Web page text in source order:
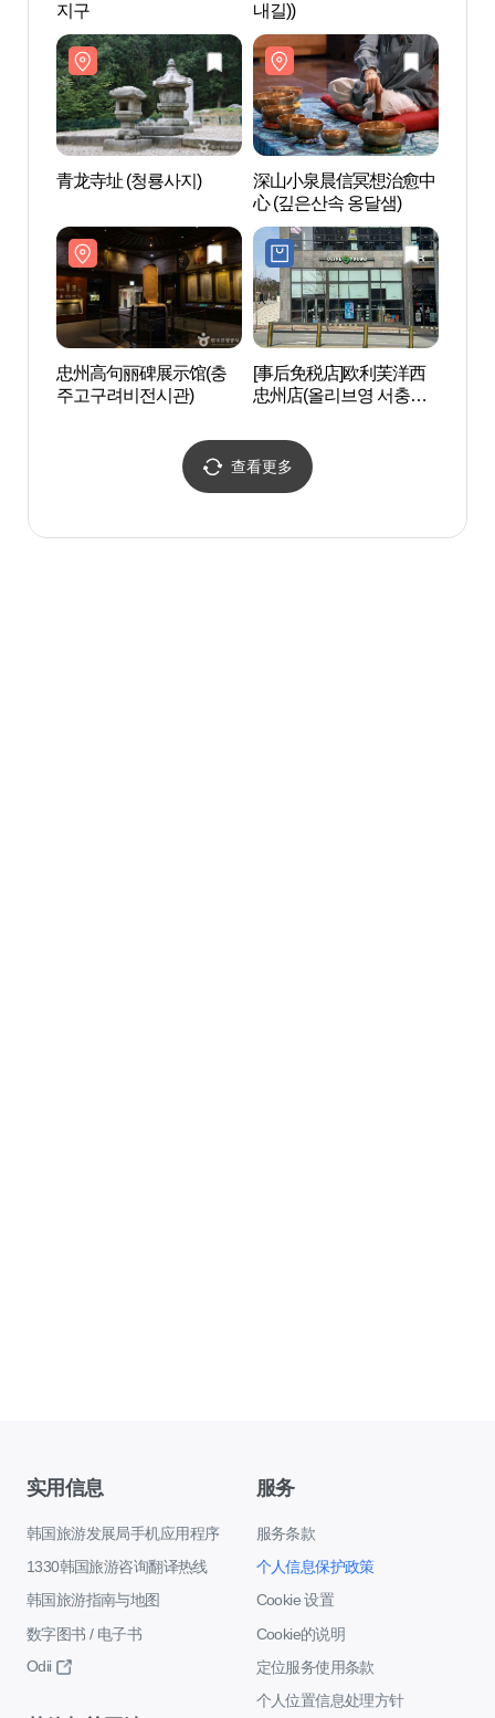
지구
내길))
青龙寺址 (청룡사지)
深山小泉晨信冥想治愈中
心 (깊은산속 옹달샘)
忠州高句丽碑展示馆(충
주고구려비전시관)
[事后免税店]欧利芙洋西
忠州店(올리브영 서충주
查看更多
实用信息
韩国旅游发展局手机应用程序
1330韩国旅游咨询翻译热线
韩国旅游指南与地图
数字图书 / 电子书
Odii
服务
服务条款
个人信息保护政策
Cookie 设置
Cookie的说明
定位服务使用条款
个人位置信息处理方针